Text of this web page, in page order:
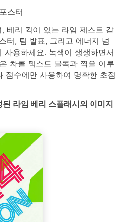
스터
베리 킥이 있는 라임 제스트 같
터, 팀 발표, 그리고 에너지 넘
사용하세요. 녹색이 생생하면서
차콜 텍스트 블록과 짝을 이루
점수에만 사용하여 명확한 초점
라임 베리 스플래시의 이미지